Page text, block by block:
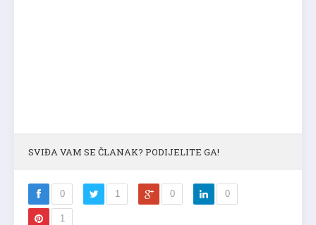
SVIĐA VAM SE ČLANAK? PODIJELITE GA!
0 1 0 0
1